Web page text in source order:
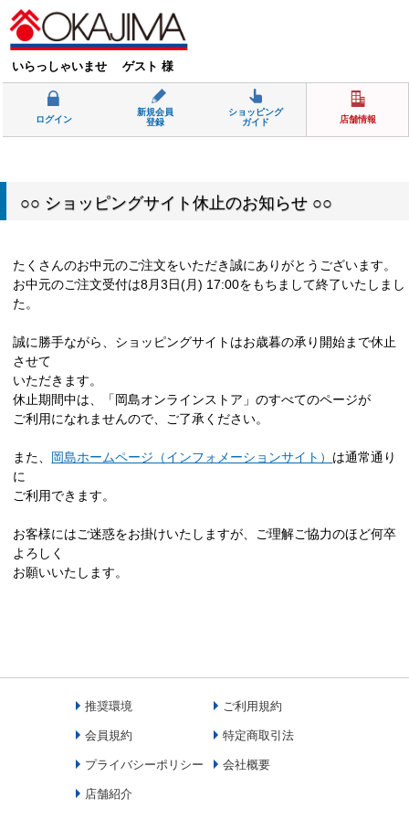
いらっしゃいませ ゲスト 様
ログイン
新規会員
登録
ショッピング
ガイド
店舗情報
○○ ショッピングサイト休止のお知らせ ○○
たくさんのお中元のご注文をいただき誠にありがとうございます。
お中元のご注文受付は8月3日(月) 17:00をもちまして終了いたしまし
た。
誠に勝手ながら、ショッピングサイトはお歳暮の承り開始まで休止
させて
いただきます。
休止期間中は、「岡島オンラインストア」のすべてのページが
ご利用になれませんので、ご了承ください。
また、 岡島ホームページ（インフォメーションサイト） は通常通り
に
ご利用できます。
お客様にはご迷惑をお掛けいたしますが、ご理解ご協力のほど何卒
よろしく
お願いいたします。
推奨環境 ご利用規約
会員規約 特定商取引法
プライバシーポリシー 会社概要
店舗紹介